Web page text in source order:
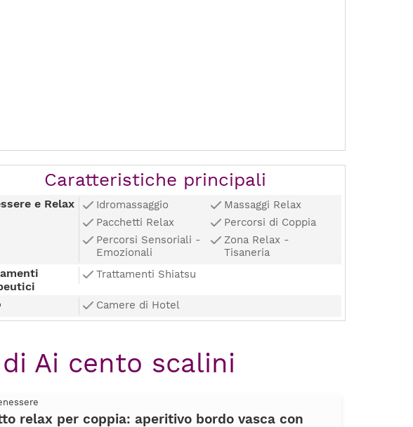
Caratteristiche principali
e Relax Idromassaggio
Massaggi Relax
Pacchetti Relax
Percorsi di Coppia
Percorsi Sensoriali -
Emozionali
Zona Relax -
Tisaneria
Trattamenti Shiatsu
Camere di Hotel
Ai cento scalini
relax per coppia: aperitivo bordo vasca con